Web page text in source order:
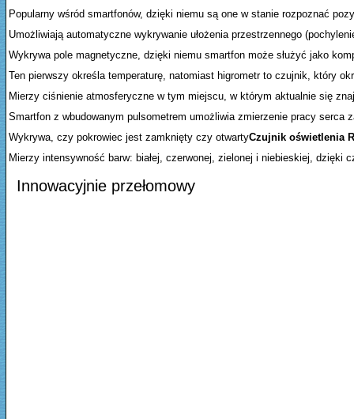
Popularny wśród smartfonów, dzięki niemu są one w stanie rozpoznać
Umożliwiają automatyczne wykrywanie ułożenia przestrzennego
Wykrywa pole magnetyczne, dzięki niemu smartfon może służyć jako
Ten pierwszy określa temperaturę, natomiast higrometr to czujnik, który
Mierzy ciśnienie atmosferyczne w tym miejscu, w którym aktualnie się
Smartfon z wbudowanym pulsometrem umożliwia zmierzenie pracy serca
Wykrywa, czy pokrowiec jest zamknięty czy otwartyCzujnik oświetlenia
Mierzy intensywność barw: białej, czerwonej, zielonej i niebieskiej,
Innowacyjnie przełomowy